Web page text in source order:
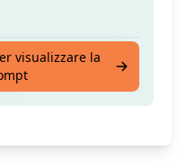
una stima di
visualizzare la